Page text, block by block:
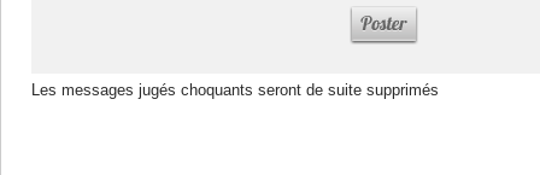
Les messages jugés choquants seront de suite supprimés